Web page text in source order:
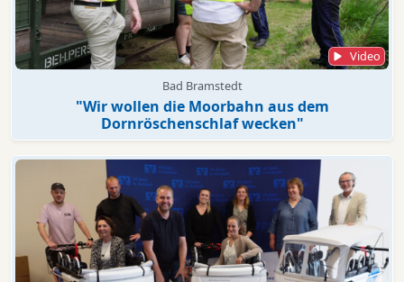
Video
Bad Bramstedt
"Wir wollen die Moorbahn aus dem
Dornröschenschlaf wecken"